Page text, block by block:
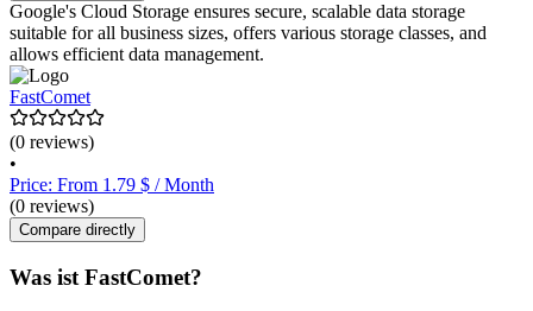
Google's Cloud Storage ensures secure, scalable data storage
suitable for all business sizes, offers various storage classes, and
allows efficient data management.
FastComet
(0 reviews)
•
Price: From 1.79 $ / Month
(0 reviews)
Compare directly
Was ist FastComet?